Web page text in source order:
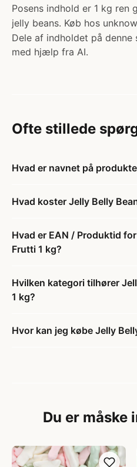
Posens indhold er 1 kg
jelly beans. Køb hos
Dele af indholdet på
med hjælp fra AI.
Ofte stillede
Hvad er navnet på
Hvad koster Jelly Belly
Hvad er EAN / Produktid
Frutti 1 kg?
Hvilken kategori tilhører
1 kg?
Hvor kan jeg købe Jelly
Du er måske